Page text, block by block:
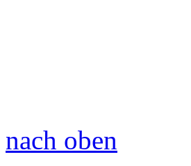
nach oben